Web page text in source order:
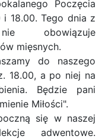
Poczęcia
i 18.00. Tego dnia z
obowiązuje
mięsnych.
do naszego
18.00, a po niej na
Będzie pani
Miłości".
się w naszej
adwentowe.